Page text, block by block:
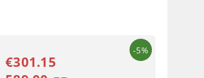
-5%
€301.15